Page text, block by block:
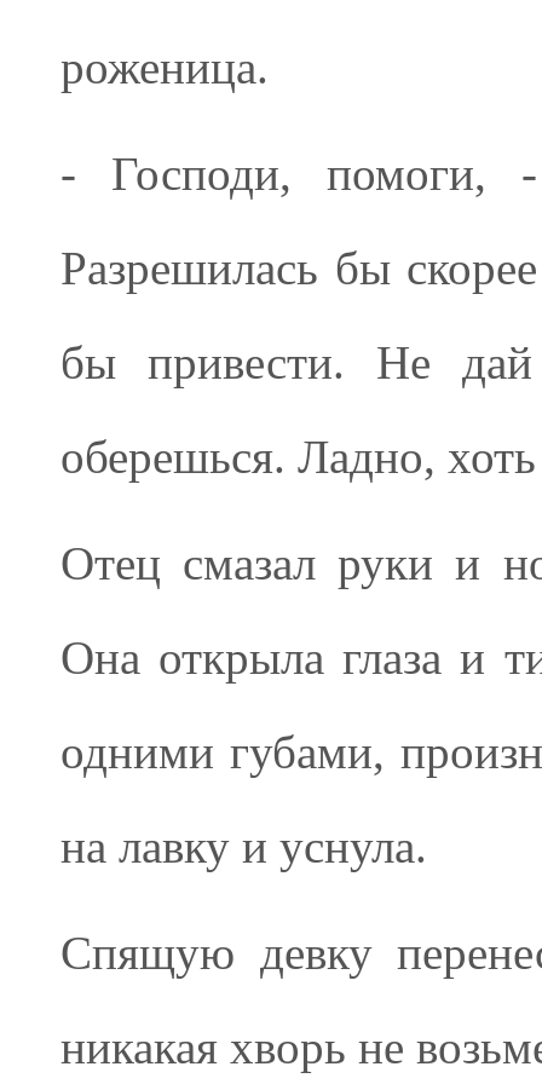
роженица.
- Господи, помоги,
Разрешилась бы
бы привести. Не
оберешься. Ладно,
Отец смазал руки и
Она открыла глаза и
одними губами,
на лавку и уснула.
Спящую девку
никакая хворь не